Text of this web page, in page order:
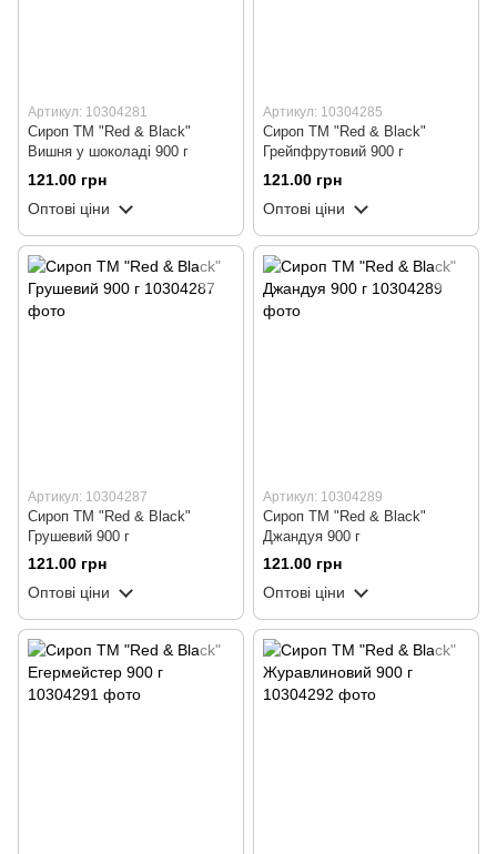
Артикул: 10304281
Сироп ТМ "Red & Black"
Вишня у шоколаді 900 г
121.00 грн
Оптові ціни
Артикул: 10304285
Сироп ТМ "Red & Black"
Грейпфрутовий 900 г
121.00 грн
Оптові ціни
Артикул: 10304287
Сироп ТМ "Red & Black"
Грушевий 900 г
121.00 грн
Оптові ціни
Артикул: 10304289
Сироп ТМ "Red & Black"
Джандуя 900 г
121.00 грн
Оптові ціни